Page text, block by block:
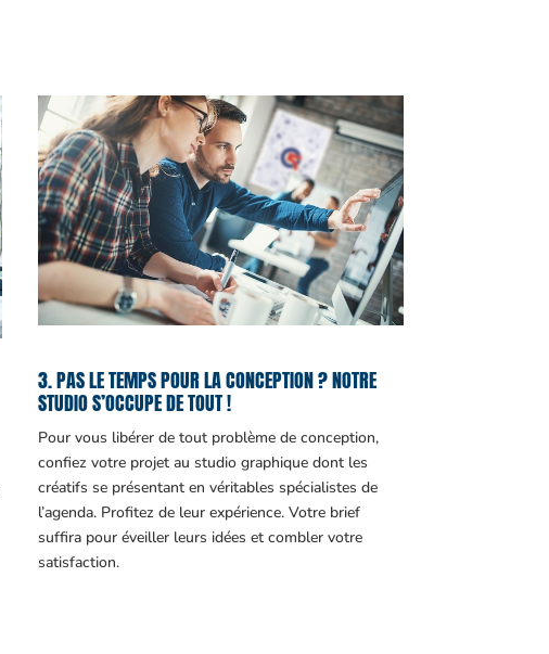
3. PAS LE TEMPS POUR LA CONCEPTION ? NOTRE
STUDIO S’OCCUPE DE TOUT !
Pour vous libérer de tout problème de conception,
confiez votre projet au studio graphique dont les
créatifs se présentant en véritables spécialistes de
l’agenda. Profitez de leur expérience. Votre brief
suffira pour éveiller leurs idées et combler votre
satisfaction.